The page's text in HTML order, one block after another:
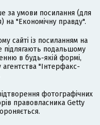
за умови посилання (для
на "Економічну правду".
сайті із посиланням на
підлягають подальшому
в будь-якій формі,
"Інтерфакс-
фотографічних
правовласника Getty